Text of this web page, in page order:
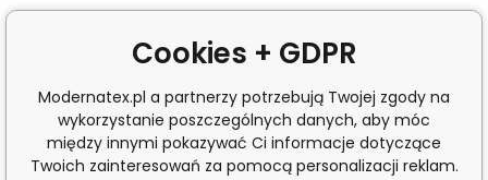
Cookies + GDPR
Modernatex.pl a partnerzy potrzebują Twojej zgody na
wykorzystanie poszczególnych danych, aby móc
między innymi pokazywać Ci informacje dotyczące
Twoich zainteresowań za pomocą personalizacji reklam.